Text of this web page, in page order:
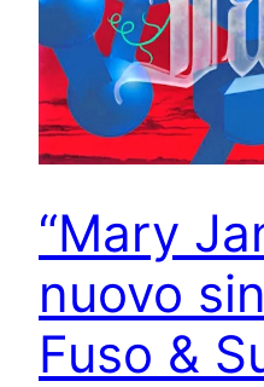
“Mary
nuovo
Fuso &